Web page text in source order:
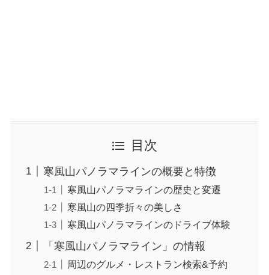
目次
寒風山パノラマラインの概要と特徴
寒風山パノラマラインの歴史と変遷
寒風山の四季折々の美しさ
寒風山パノラマラインのドライブ体験
「寒風山パノラマライン」の情報
周辺のグルメ・レストラン検索&予約